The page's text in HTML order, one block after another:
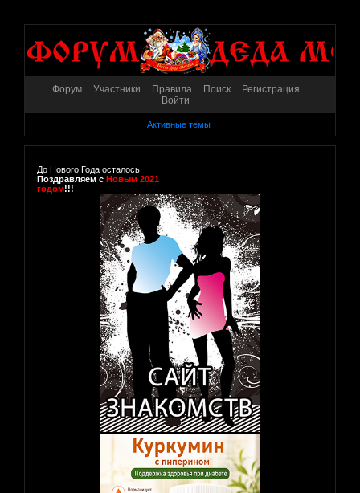
Форум Участники Правила Поиск
Регистрация
Войти
Активные темы
До Нового Года осталось:
Поздравляем с Новым 2021
годом!!!